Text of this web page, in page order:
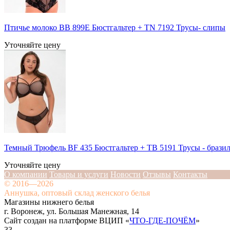
Птичье молоко BB 899E Бюстгальтер + TN 7192 Трусы- слипы
Уточняйте цену
Темный Трюфель BF 435 Бюстгальтер + TB 5191 Трусы -
Уточняйте цену
О компании Товары и услуги Новости Отзывы Контакты
© 2016—2026
Аннушка, оптовый склад женского белья
Магазины нижнего белья
г. Воронеж, ул. Большая Манежная, 14
Сайт создан на платформе ВЦИП «ЧТО-ГДЕ-ПОЧЁМ»